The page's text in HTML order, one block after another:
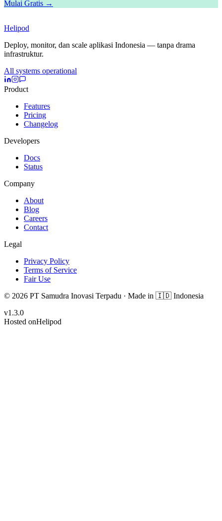
Mulai Gratis →
Helipod
Deploy, monitor, dan scale aplikasi Indonesia — tanpa drama
infrastruktur.
All systems operational
Product
Features
Pricing
Changelog
Developers
Docs
Status
Company
About
Blog
Careers
Contact
Legal
Privacy Policy
Terms of Service
Fair Use
© 2026 PT Samudra Inovasi Terpadu · Made in 🇮🇩 Indonesia
v1.3.0
Hosted onHelipod